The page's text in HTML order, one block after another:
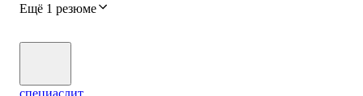
Ещё 1 резюме
специаслит